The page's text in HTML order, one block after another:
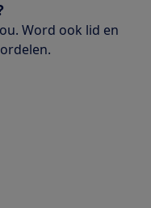
Word ook lid en